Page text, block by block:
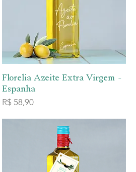
Visualização rápida
Florelia Azeite Extra Virgem -
Espanha
Preço
R$ 58,90